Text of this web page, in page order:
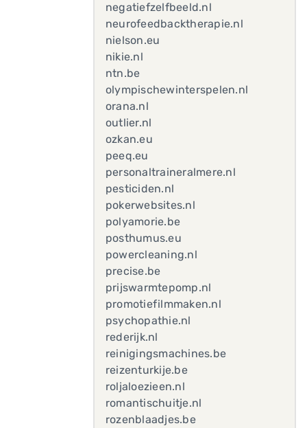
negatiefzelfbeeld.nl
neurofeedbacktherapie.nl
nielson.eu
nikie.nl
ntn.be
olympischewinterspelen.nl
orana.nl
outlier.nl
ozkan.eu
peeq.eu
personaltraineralmere.nl
pesticiden.nl
pokerwebsites.nl
polyamorie.be
posthumus.eu
powercleaning.nl
precise.be
prijswarmtepomp.nl
promotiefilmmaken.nl
psychopathie.nl
rederijk.nl
reinigingsmachines.be
reizenturkije.be
roljaloezieen.nl
romantischuitje.nl
rozenblaadjes.be